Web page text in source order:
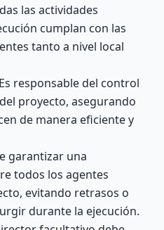
las actividades
cumplan con las
tanto a nivel local
responsable del control
proyecto, asegurando
de manera eficiente y
garantizar una
todos los agentes
evitando retrasos o
durante la ejecución.